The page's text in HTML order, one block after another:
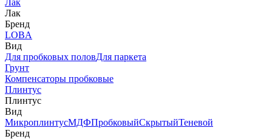
Лак
Лак
Бренд
LOBA
Вид
Для пробковых половДля паркета
Грунт
Компенсаторы пробковые
Плинтус
Плинтус
Вид
МикроплинтусМДФПробковыйСкрытыйТеневой
Бренд